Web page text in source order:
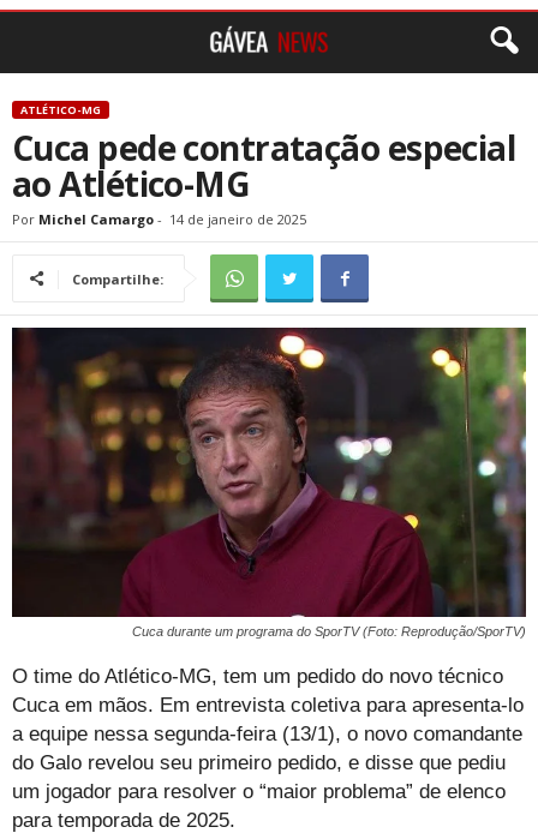
ATLÉTICO-MG
Cuca pede contratação especial
ao Atlético-MG
Por Michel Camargo - 14 de janeiro de 2025
Compartilhe:
Cuca durante um programa do SporTV (Foto: Reprodução/SporTV)
O time do Atlético-MG, tem um pedido do novo técnico
Cuca em mãos. Em entrevista coletiva para apresenta-lo
a equipe nessa segunda-feira (13/1), o novo comandante
do Galo revelou seu primeiro pedido, e disse que pediu
um jogador para resolver o “maior problema” de elenco
para temporada de 2025.